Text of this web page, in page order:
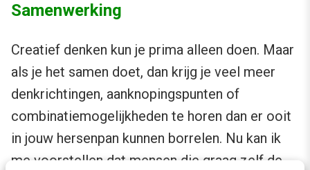
Samenwerking
Creatief denken kun je prima alleen doen. Maar
als je het samen doet, dan krijg je veel meer
denkrichtingen, aanknopingspunten of
combinatiemogelijkheden te horen dan er ooit
in jouw hersenpan kunnen borrelen. Nu kan ik
me voorstellen dat mensen die graag zelf de